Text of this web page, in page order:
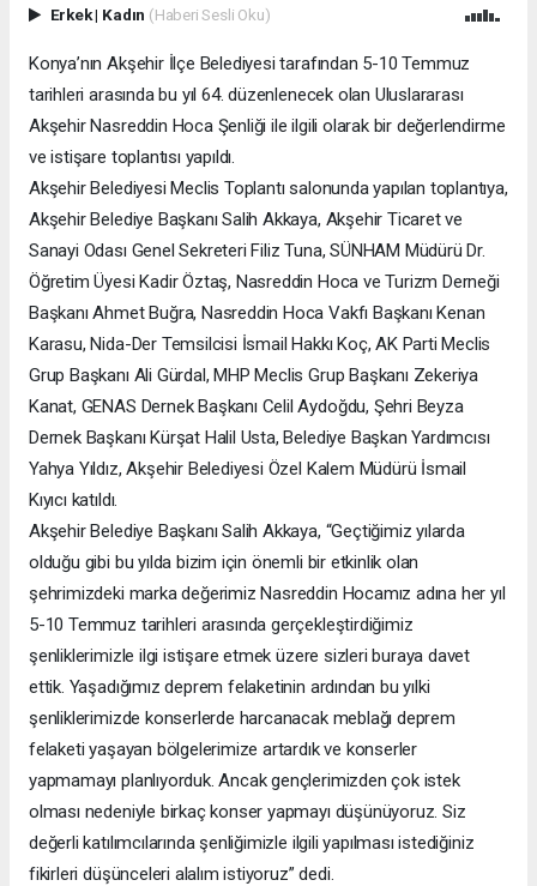
Erkek| Kadın (Haberi Sesli Oku)
Konya’nın Akşehir İlçe Belediyesi tarafından 5-10 Temmuz
tarihleri arasında bu yıl 64. düzenlenecek olan Uluslararası
Akşehir Nasreddin Hoca Şenliği ile ilgili olarak bir değerlendirme
ve istişare toplantısı yapıldı.
Akşehir Belediyesi Meclis Toplantı salonunda yapılan toplantıya,
Akşehir Belediye Başkanı Salih Akkaya, Akşehir Ticaret ve
Sanayi Odası Genel Sekreteri Filiz Tuna, SÜNHAM Müdürü Dr.
Öğretim Üyesi Kadir Öztaş, Nasreddin Hoca ve Turizm Derneği
Başkanı Ahmet Buğra, Nasreddin Hoca Vakfı Başkanı Kenan
Karasu, Nida-Der Temsilcisi İsmail Hakkı Koç, AK Parti Meclis
Grup Başkanı Ali Gürdal, MHP Meclis Grup Başkanı Zekeriya
Kanat, GENAS Dernek Başkanı Celil Aydoğdu, Şehri Beyza
Dernek Başkanı Kürşat Halil Usta, Belediye Başkan Yardımcısı
Yahya Yıldız, Akşehir Belediyesi Özel Kalem Müdürü İsmail
Kıyıcı katıldı.
Akşehir Belediye Başkanı Salih Akkaya, “Geçtiğimiz yılarda
olduğu gibi bu yılda bizim için önemli bir etkinlik olan
şehrimizdeki marka değerimiz Nasreddin Hocamız adına her yıl
5-10 Temmuz tarihleri arasında gerçekleştirdiğimiz
şenliklerimizle ilgi istişare etmek üzere sizleri buraya davet
ettik. Yaşadığımız deprem felaketinin ardından bu yılki
şenliklerimizde konserlerde harcanacak meblağı deprem
felaketi yaşayan bölgelerimize artardık ve konserler
yapmamayı planlıyorduk. Ancak gençlerimizden çok istek
olması nedeniyle birkaç konser yapmayı düşünüyoruz. Siz
değerli katılımcılarında şenliğimizle ilgili yapılması istediğiniz
fikirleri düşünceleri alalım istiyoruz” dedi.